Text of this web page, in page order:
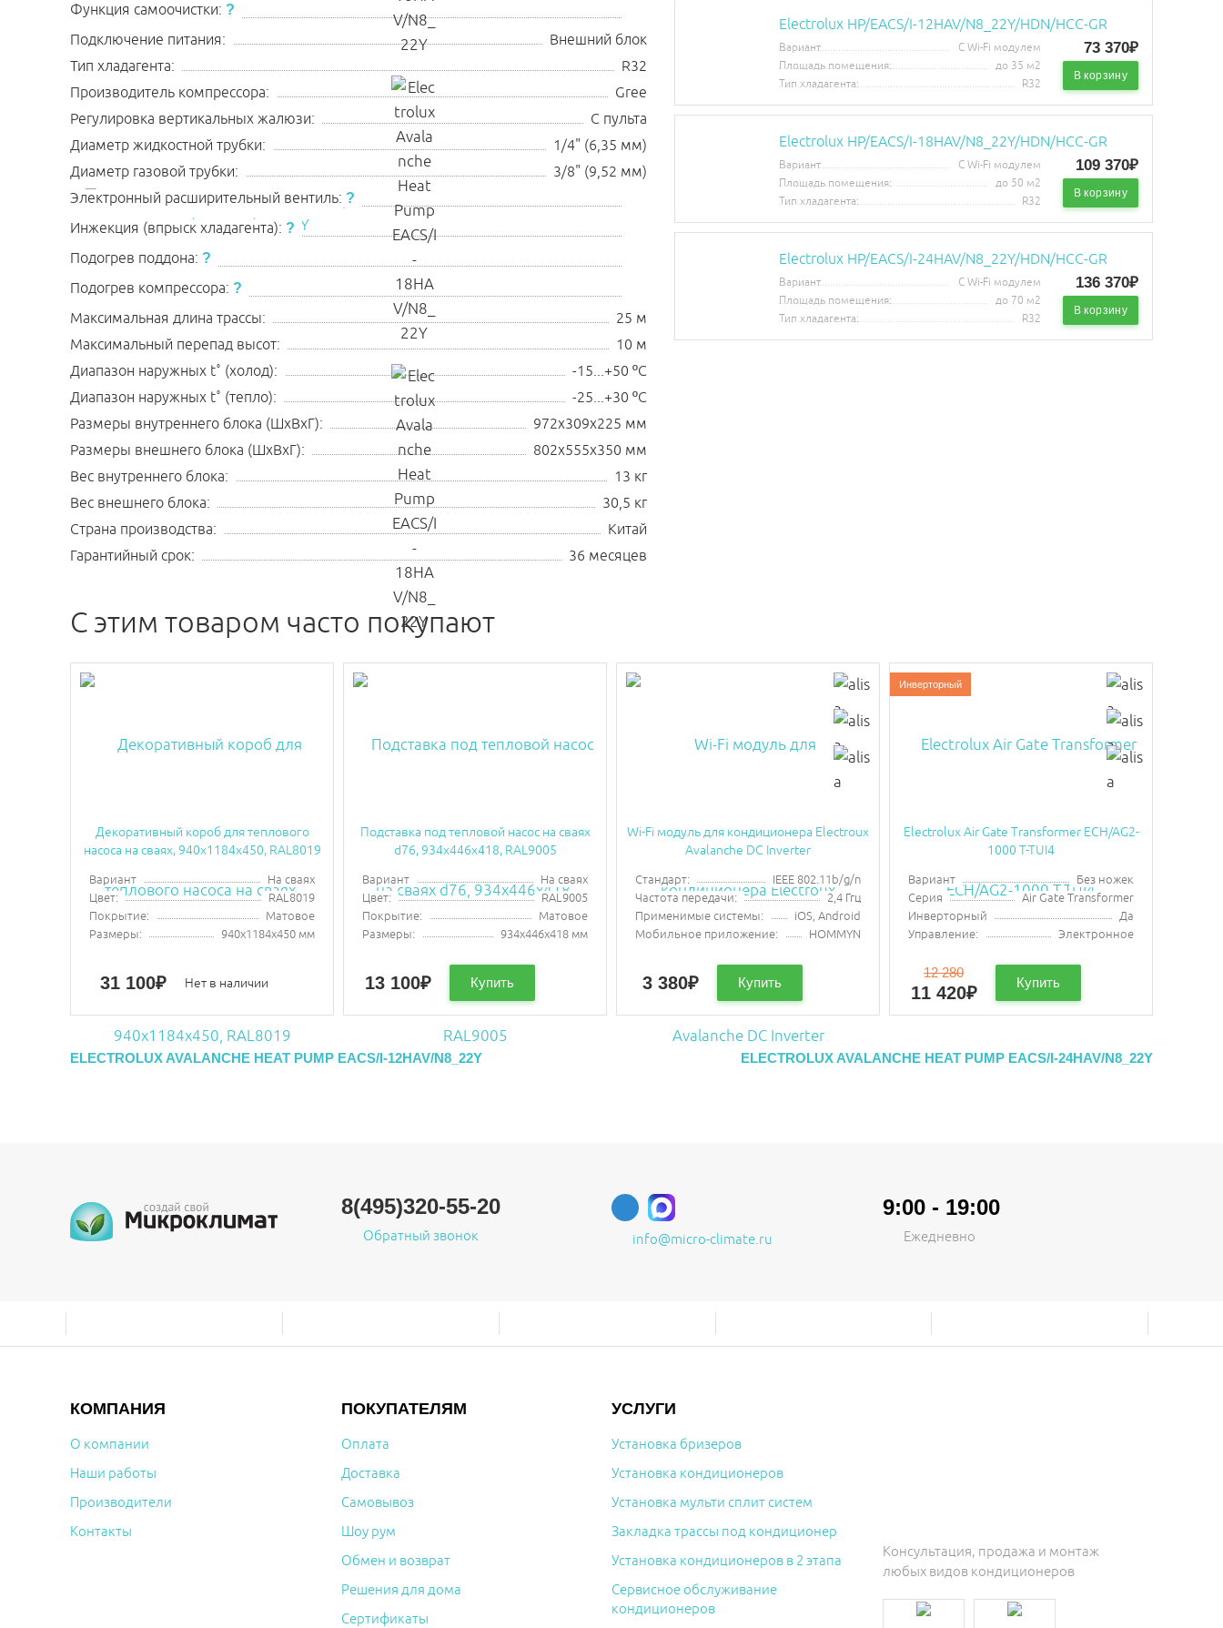
Функция самоочистки: ?
Подключение питания:
Внешний блок
Тип хладагента:
R32
Производитель компрессора:
Gree
Регулировка вертикальных жалюзи:
С пульта
Диаметр жидкостной трубки:
1/4" (6,35 мм)
Диаметр газовой трубки:
3/8" (9,52 мм)
Электронный расширительный вентиль: ?
Инжекция (впрыск хладагента): ?
Подогрев поддона: ?
Подогрев компрессора: ?
Максимальная длина трассы:
25 м
Максимальный перепад высот:
10 м
Диапазон наружных t˚ (холод):
-15...+50 ºС
Диапазон наружных t˚ (тепло):
-25...+30 ºС
Размеры внутреннего блока (ШхВхГ):
972х309х225 мм
Размеры внешнего блока (ШхВхГ):
802х555х350 мм
Вес внутреннего блока:
13 кг
Вес внешнего блока:
30,5 кг
Страна производства:
Китай
Гарантийный срок:
36 месяцев
Electrolux HP/EACS/I-12HAV/N8_22Y/HDN/HCC-GR
Вариант
С Wi-Fi модулем
Площадь помещения:
до 35 м2
Тип хладагента:
R32
73 370₽
В корзину
Electrolux HP/EACS/I-18HAV/N8_22Y/HDN/HCC-GR
Вариант
С Wi-Fi модулем
Площадь помещения:
до 50 м2
Тип хладагента:
R32
109 370₽
В корзину
Electrolux HP/EACS/I-24HAV/N8_22Y/HDN/HCC-GR
Вариант
С Wi-Fi модулем
Площадь помещения:
до 70 м2
Тип хладагента:
R32
136 370₽
В корзину
C этим товаром часто покупают
Декоративный короб для теплового
насоса на сваях, 940х1184х450, RAL8019
Вариант
На сваях
Цвет:
RAL8019
Покрытие:
Матовое
Размеры:
940х1184х450 мм
31 100₽ Нет в наличии
Подставка под тепловой насос на сваях
d76, 934х446х418, RAL9005
Вариант
На сваях
Цвет:
RAL9005
Покрытие:
Матовое
Размеры:
934х446х418 мм
13 100₽ Купить
Wi-Fi модуль для кондиционера Electroux
Avalanche DC Inverter
Стандарт:
IEEE 802.11b/g/n
Частота передачи:
2,4 Ггц
Применимые системы:
iOS, Android
Мобильное приложение:
HOMMYN
3 380₽ Купить
Electrolux Air Gate Transformer ECH/AG2-
1000 T-TUI4
Вариант
Без ножек
Серия
Air Gate Transformer
Инверторный
Да
Управление:
Электронное
12 280
11 420₽
Купить
Инверторный
ELECTROLUX AVALANCHE HEAT PUMP EACS/I-12HAV/N8_22Y ELECTROLUX AVALANCHE HEAT PUMP EACS/I-24HAV/N8_22Y
8(495)320-55-20
Обратный звонок info@micro-climate.ru
9:00 - 19:00
Ежедневно
КОМПАНИЯ
О компании
Наши работы
Производители
Контакты
ПОКУПАТЕЛЯМ
Оплата
Доставка
Самовывоз
Шоу рум
Обмен и возврат
Решения для дома
Сертификаты
УСЛУГИ
Установка бризеров
Установка кондиционеров
Установка мульти сплит систем
Закладка трассы под кондиционер
Установка кондиционеров в 2 этапа
Сервисное обслуживание
кондиционеров
Консультация, продажа и монтаж
любых видов кондиционеров